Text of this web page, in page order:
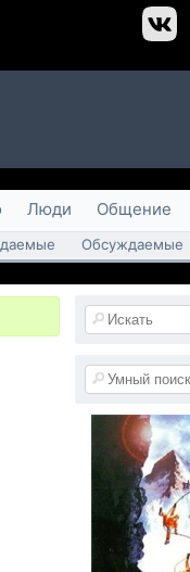
Люди Общение
Обсуждаемые